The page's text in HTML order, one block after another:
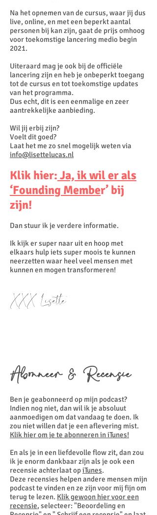
Na het opnemen van de cursus, waar jij dus
live, online, en met een beperkt aantal
personen bij kan zijn, gaat de prijs omhoog
voor toekomstige lancering medio begin
2021.
Uiteraard mag je ook bij de officiële
lancering zijn en heb je onbeperkt toegang
tot de cursus en tot toekomstige updates
van het programma.
Dus echt, dit is een eenmalige en zeer
aantrekkelijke aanbieding.
Wil jij erbij zijn?
Voelt dit goed?
Laat het me zo snel mogelijk weten via
info@lisettelucas.nl
Klik hier: Ja, ik wil er als
‘Founding Member’ bij
zijn!
Dan stuur ik je verdere informatie.
Ik kijk er super naar uit en hoop met
elkaars hulp iets super moois te kunnen
neerzetten waar heel veel mensen met
kunnen en mogen transformeren!
XXX Lisette
Abonneer & Recensie
Ben je geabonneerd op mijn podcast?
Indien nog niet, dan wil ik je absoluut
aanmoedigen om dat vandaag te doen. Ik
zou niet willen dat je een aflevering mist.
Klik hier om je te abonneren in iTunes!
En als je in een liefdevolle flow zit, dan zou
ik je enorm dankbaar zijn als je ook een
recensie achterlaat opiTunes.
Deze recensies helpen andere mensen mijn
podcast te vinden en ze zijn voor mij fijn om
terug te lezen. Klik gewoon hier voor een
recensie, selecteer: "Beoordeling en